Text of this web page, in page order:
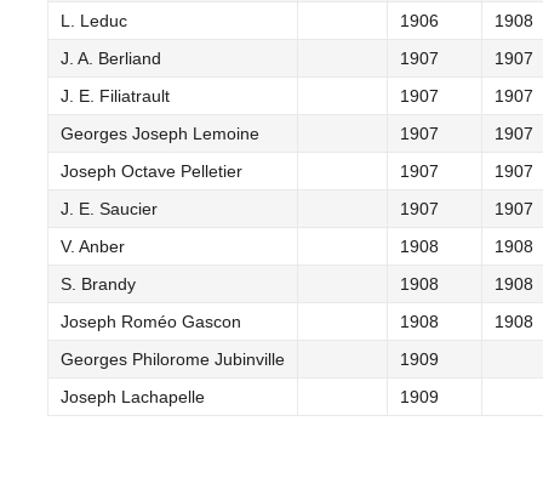
L. Leduc
1906
1908
J. A. Berliand
1907
1907
J. E. Filiatrault
1907
1907
Georges Joseph Lemoine
1907
1907
Joseph Octave Pelletier
1907
1907
J. E. Saucier
1907
1907
V. Anber
1908
1908
S. Brandy
1908
1908
Joseph Roméo Gascon
1908
1908
Georges Philorome Jubinville
1909
Joseph Lachapelle
1909